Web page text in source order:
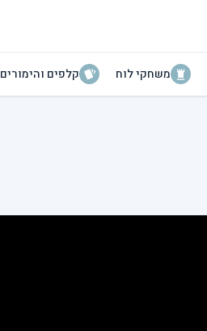
משחקי לוח קלפים והימורים